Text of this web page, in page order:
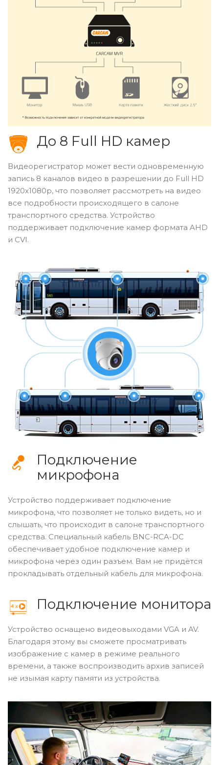
До 8 Full HD камер
Видеорегистратор может вести одновременную
запись 8 каналов видео в разрешении до Full HD
1920x1080p, что позволяет рассмотреть на видео
все подробности происходящего в салоне
транспортного средства. Устройство
поддерживает подключение камер формата AHD
и CVI.
Подключение
микрофона
Устройство поддерживает подключение
микрофона, что позволяет не только видеть, но и
слышать, что происходит в салоне транспортного
средства. Специальный кабель BNC-RCA-DC
обеспечивает удобное подключение камер и
микрофона через один разъем. Вам не придётся
прокладывать отдельный кабель для микрофона.
Подключение монитора
Устройство оснащено видеовыходами VGA и AV.
Благодаря этому вы сможете просматривать
изображение с камер в режиме реального
времени, а также воспроизводить архив записей
не изымая карту памяти из устройства.